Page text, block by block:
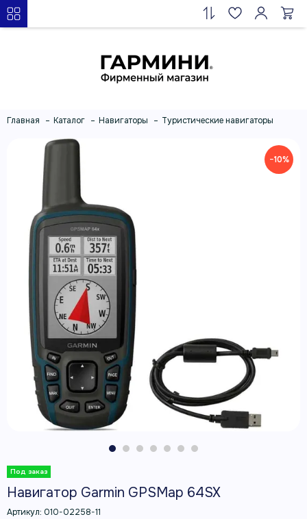
Главная Каталог Навигаторы Туристические навигаторы
−10%
Навигатор Garmin GPSMap 64SX
Артикул: 010-02258-11